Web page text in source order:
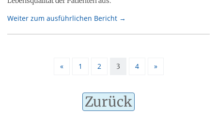
Weiter zum ausführlichen Bericht →
« 1 2 3 4 »
Zurück